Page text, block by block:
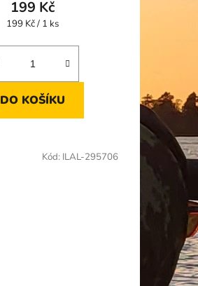
199 Kč
Měrná
199 Kč / 1 ks
DO KOŠÍKU
Kód: ILAL-295706